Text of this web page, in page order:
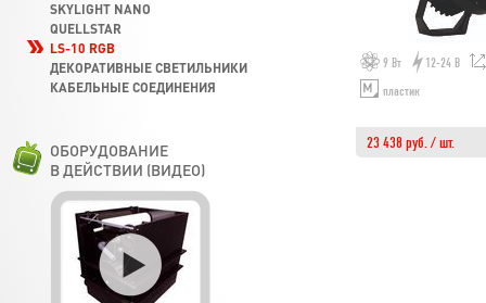
9 Вт
12-24 В
пластик
23 438 руб. / шт.
SKYLIGHT NANO
QUELLSTAR
LS-10 RGB
ДЕКОРАТИВНЫЕ СВЕТИЛЬНИКИ
КАБЕЛЬНЫЕ СОЕДИНЕНИЯ
ОБОРУДОВАНИЕ
В ДЕЙСТВИИ (ВИДЕО)